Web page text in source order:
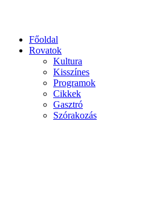
Főoldal
Rovatok
Kultura
Kisszínes
Programok
Cikkek
Gasztró
Szórakozás